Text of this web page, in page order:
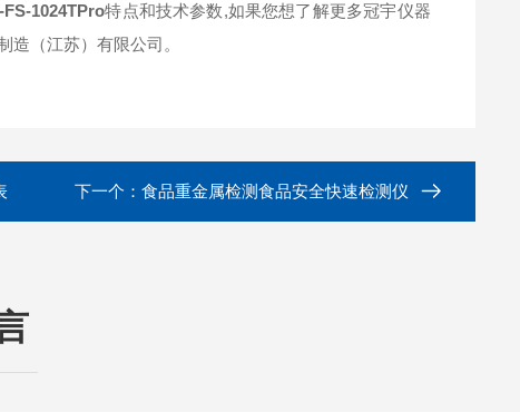
1024TPro特点和技术参数,如果您想了解更多冠宇仪器
造（江苏）有限公司。
下一个： 食品重金属检测食品安全快速检测仪